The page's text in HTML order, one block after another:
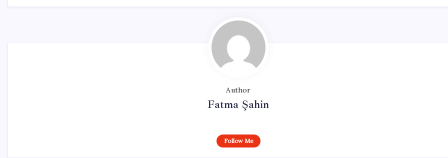
Author
Fatma Şahin
Follow Me